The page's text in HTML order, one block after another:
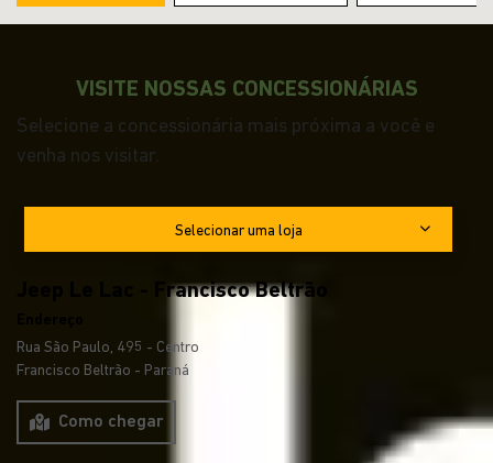
VISITE NOSSAS CONCESSIONÁRIAS
Selecione a concessionária mais próxima a você e
venha nos visitar.
Selecionar uma loja
Jeep Le Lac - Francisco Beltrão
Rua São Paulo, 495 - Centro
Francisco Beltrão - Paraná
Como chegar